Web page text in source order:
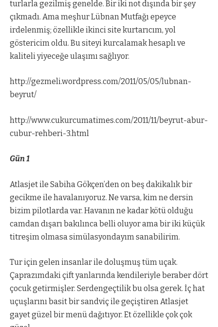
turlarla gezilmiş genelde. Bir iki not dışında bir şey
çıkmadı. Ama meşhur Lübnan Mutfağı epeyce
irdelenmiş; özellikle ikinci site kurtarıcım, yol
göstericim oldu. Bu siteyi kurcalamak hesaplı ve
kaliteli yiyeceğe ulaşımı sağlıyor.
http://gezmeli.wordpress.com/2011/05/05/lubnan-
beyrut/
http://www.cukurcumatimes.com/2011/11/beyrut-abur-
cubur-rehberi-3.html
Gün 1
Atlasjet ile Sabiha Gökçen’den on beş dakikalık bir
gecikme ile havalanıyoruz. Ne varsa, kim ne dersin
bizim pilotlarda var. Havanın ne kadar kötü olduğu
camdan dışarı bakılınca belli oluyor ama bir iki küçük
titreşim olmasa simülasyondayım sanabilirim.
Tur için gelen insanlar ile doluşmuş tüm uçak.
Çaprazımdaki çift yanlarında kendileriyle beraber dört
çocuk getirmişler. Serdengeçtilik bu olsa gerek. İç hat
uçuşlarını basit bir sandviç ile geçiştiren Atlasjet
gayet güzel bir menü dağıtıyor. Et özellikle çok çok